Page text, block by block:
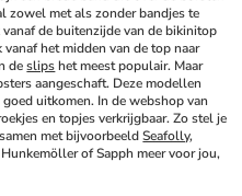
zowel met als zonder bandjes te
de buitenzijde van de bikinitop
het midden van de top naar
de slips het meest populair. Maar
aangeschaft. Deze modellen
uitkomen. In de webshop van
en topjes verkrijgbaar. Zo stel je
met bijvoorbeeld Seafolly
of Sapph meer voor jou,